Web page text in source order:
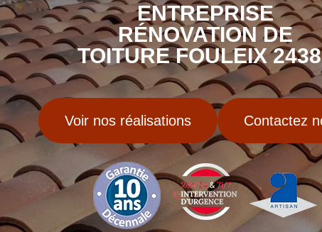
ENTREPRISE
RÉNOVATION DE
TOITURE FOULEIX
Voir nos réalisations Contactez